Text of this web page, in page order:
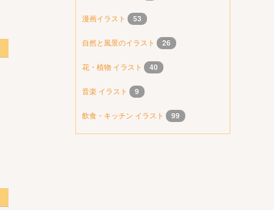
漫画イラスト 53
自然と風景のイラスト 26
花・植物 イラスト 40
音楽 イラスト 9
飲食・キッチン イラスト 99